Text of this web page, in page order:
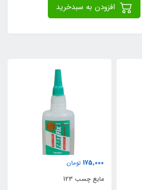
175,000 تومان
مایع چسب 123